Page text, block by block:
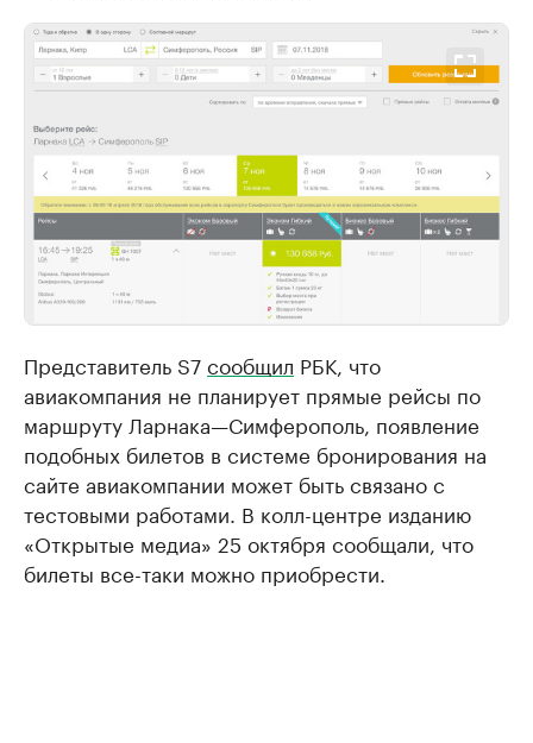
Представитель S7сообщил РБК, что
авиакомпания не планирует прямые рейсы по
маршруту Ларнака—Симферополь, появление
подобных билетов в системе бронирования на
сайте авиакомпании может быть связано с
тестовыми работами. В колл-центре изданию
«Открытые медиа» 25 октября сообщали, что
билеты все-таки можно приобрести.